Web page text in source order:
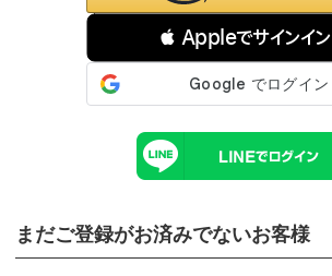
 Appleでサインイン
まだご登録がお済みでないお客様